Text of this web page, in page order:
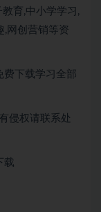
教育,中小学学习,
,网创营销等资
费下载学习全部
侵权请联系处
载